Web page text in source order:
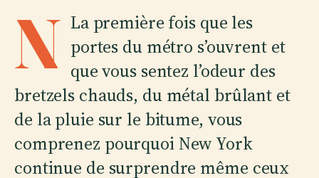
N La première fois que les
portes du métro s’ouvrent et
que vous sentez l’odeur des
bretzels chauds, du métal brûlant et
de la pluie sur le bitume, vous
comprenez pourquoi New York
continue de surprendre même ceux